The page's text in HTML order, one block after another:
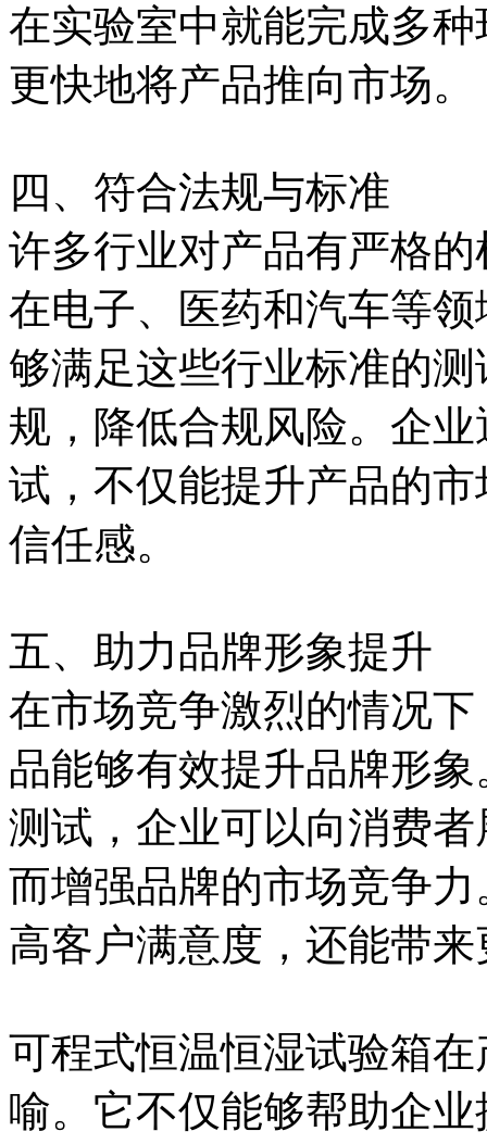
在实验室中就能完成多
更快地将产品推向市场。
四、符合法规与标准
许多行业对产品有严格
在电子、医药和汽车等
够满足这些行业标准的
规，降低合规风险。企
试，不仅能提升产品的
信任感。
五、助力品牌形象提升
在市场竞争激烈的情况
品能够有效提升品牌形
测试，企业可以向消费
而增强品牌的市场竞争
高客户满意度，还能带
可程式恒温恒湿试验箱
喻。它不仅能够帮助企